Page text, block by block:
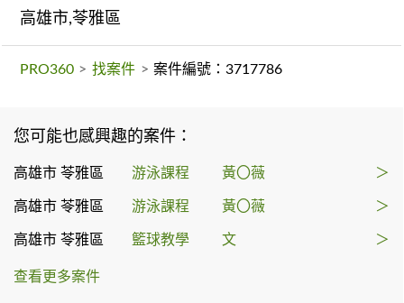
高雄市,苓雅區
PRO360 > 找案件 > 案件編號：3717786
您可能也感興趣的案件：
高雄市 苓雅區 游泳課程 黃〇薇 ＞
高雄市 苓雅區 游泳課程 黃〇薇 ＞
高雄市 苓雅區 籃球教學 文 ＞
查看更多案件